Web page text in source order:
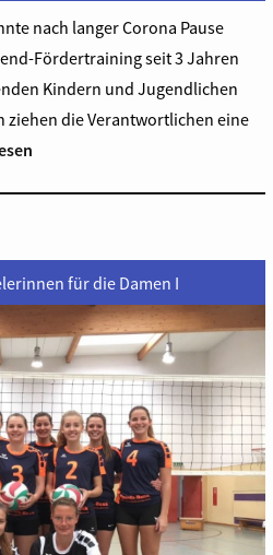
nach langer Corona Pause
Fördertraining seit 3 Jahren
Kindern und Jugendlichen
ziehen die Verantwortlichen eine
für die Damen I